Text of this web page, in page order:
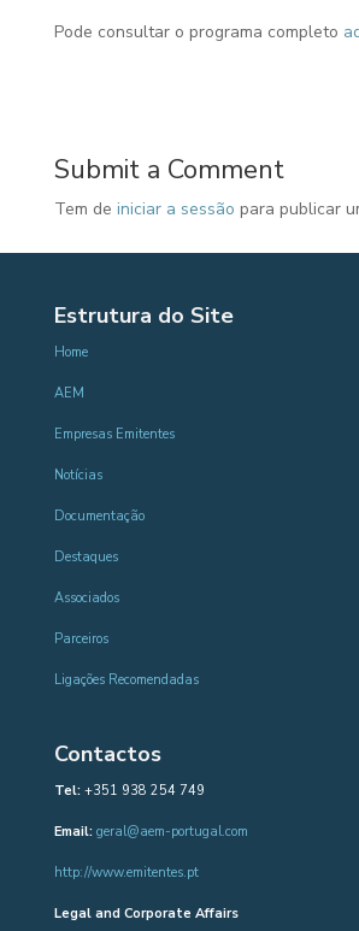
Pode consultar o programa completo
Submit a Comment
Tem de iniciar a sessão para publicar
Estrutura do Site
Home
AEM
Empresas Emitentes
Notícias
Documentação
Destaques
Associados
Parceiros
Ligações Recomendadas
Contactos
Tel:+351 938 254 749
Email: geral@aem-portugal.com
http://www.emitentes.pt
Legal and Corporate Affairs